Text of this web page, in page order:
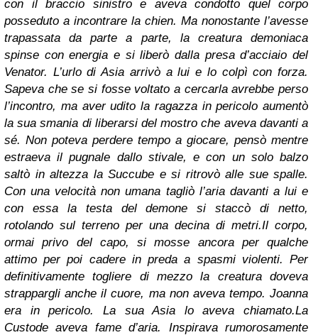
con il braccio sinistro e aveva condotto quel corpo
posseduto a incontrare la chien. Ma nonostante l’avesse
trapassata da parte a parte, la creatura demoniaca
spinse con energia e si liberò dalla presa d’acciaio del
Venator. L’urlo di Asia arrivò a lui e lo colpì con forza.
Sapeva che se si fosse voltato a cercarla avrebbe perso
l’incontro, ma aver udito la ragazza in pericolo aumentò
la sua smania di liberarsi del mostro che aveva davanti a
sé. Non poteva perdere tempo a giocare, pensò mentre
estraeva il pugnale dallo stivale, e con un solo balzo
saltò in altezza la Succube e si ritrovò alle sue spalle.
Con una velocità non umana tagliò l’aria davanti a lui e
con essa la testa del demone si staccò di netto,
rotolando sul terreno per una decina di metri.Il corpo,
ormai privo del capo, si mosse ancora per qualche
attimo per poi cadere in preda a spasmi violenti. Per
definitivamente togliere di mezzo la creatura doveva
strappargli anche il cuore, ma non aveva tempo. Joanna
era in pericolo. La sua Asia lo aveva chiamato.La
Custode aveva fame d’aria. Inspirava rumorosamente